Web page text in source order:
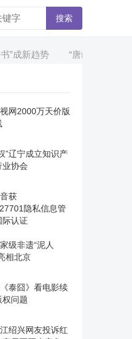
搜索
新趋势 “唐山”“唐山皮影展
视网2000万天价版
”辽宁成立知识产
业协会
获
隐私信息管
际认证
级非遗“泥人
相北京
《泰囧》看电影续
权问题
绍兴网友投诉红